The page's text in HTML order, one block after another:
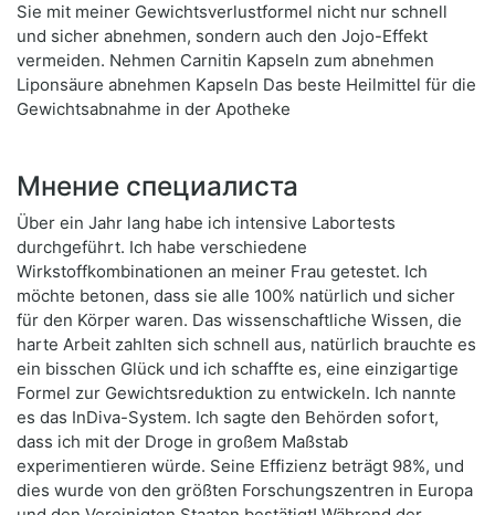
Sie mit meiner Gewichtsverlustformel nicht nur schnell
und sicher abnehmen, sondern auch den Jojo-Effekt
vermeiden. Nehmen Carnitin Kapseln zum abnehmen
Liponsäure abnehmen Kapseln Das beste Heilmittel für die
Gewichtsabnahme in der Apotheke
Мнение специалиста
Über ein Jahr lang habe ich intensive Labortests
durchgeführt. Ich habe verschiedene
Wirkstoffkombinationen an meiner Frau getestet. Ich
möchte betonen, dass sie alle 100% natürlich und sicher
für den Körper waren. Das wissenschaftliche Wissen, die
harte Arbeit zahlten sich schnell aus, natürlich brauchte es
ein bisschen Glück und ich schaffte es, eine einzigartige
Formel zur Gewichtsreduktion zu entwickeln. Ich nannte
es das InDiva-System. Ich sagte den Behörden sofort,
dass ich mit der Droge in großem Maßstab
experimentieren würde. Seine Effizienz beträgt 98%, und
dies wurde von den größten Forschungszentren in Europa